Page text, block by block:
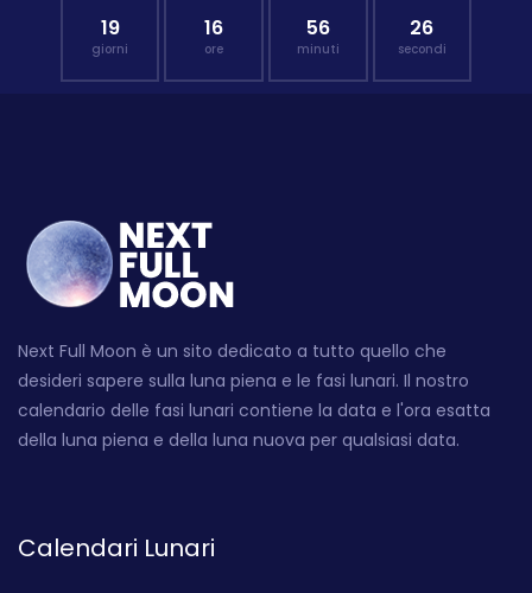
19
giorni
16
ore
56
minuti
25
secondi
Next Full Moon è un sito dedicato a tutto quello che
desideri sapere sulla luna piena e le fasi lunari. Il nostro
calendario delle fasi lunari contiene la data e l'ora esatta
della luna piena e della luna nuova per qualsiasi data.
Calendari Lunari